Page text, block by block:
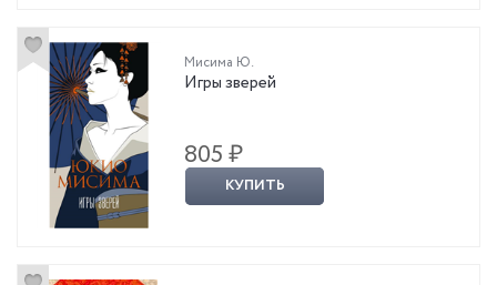
Мисима Ю.
Игры зверей
805 ₽
КУПИТЬ